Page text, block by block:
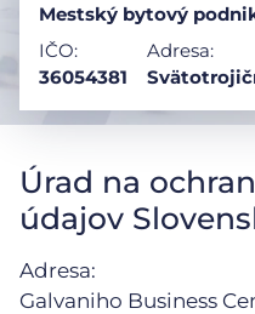
Mestský bytový
IČO:
36054381
Adresa:
Úrad na
údajov
Adresa:
Galvaniho Business